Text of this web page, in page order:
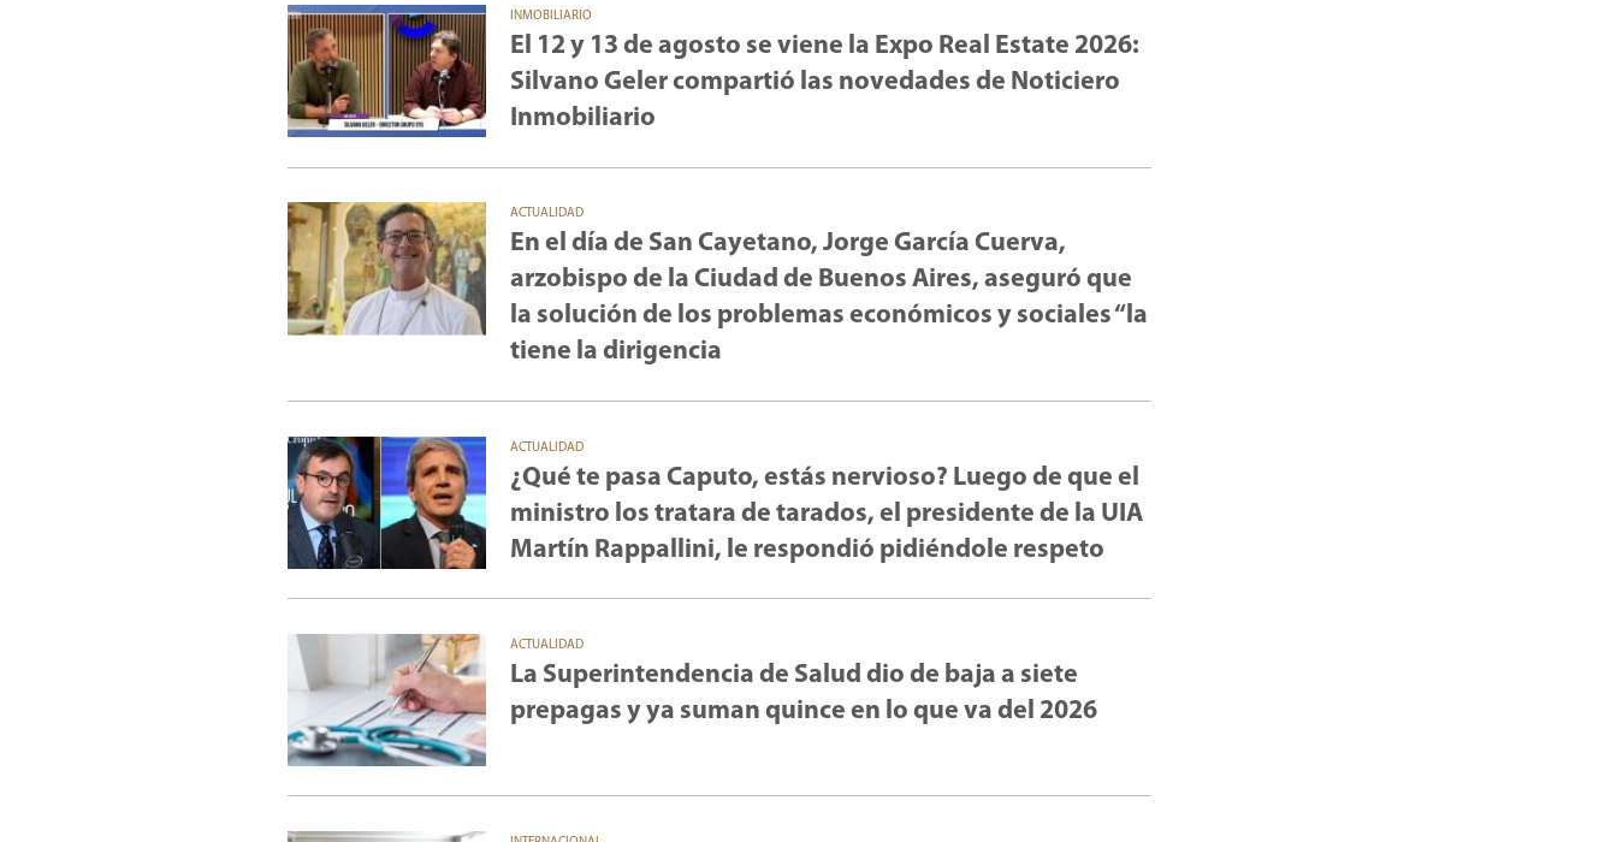
INMOBILIARIO
El 12 y 13 de agosto se viene la Expo Real Estate 2026:
Silvano Geler compartió las novedades de Noticiero
Inmobiliario
ACTUALIDAD
En el día de San Cayetano, Jorge García Cuerva,
arzobispo de la Ciudad de Buenos Aires, aseguró que
la solución de los problemas económicos y sociales “la
tiene la dirigencia
ACTUALIDAD
¿Qué te pasa Caputo, estás nervioso? Luego de que el
ministro los tratara de tarados, el presidente de la UIA
Martín Rappallini, le respondió pidiéndole respeto
ACTUALIDAD
La Superintendencia de Salud dio de baja a siete
prepagas y ya suman quince en lo que va del 2026